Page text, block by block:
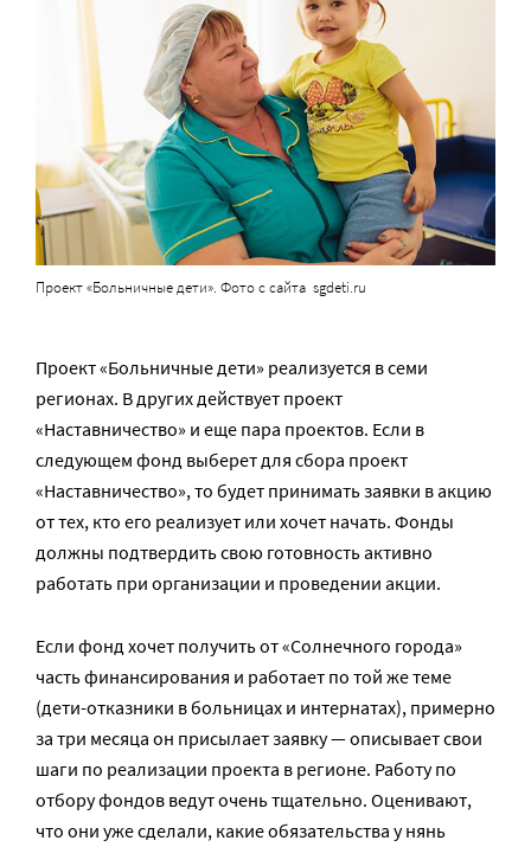
Проект «Больничные дети». Фото с сайта sgdeti.ru
Проект «Больничные дети» реализуется в семи
регионах. В других действует проект
«Наставничество» и еще пара проектов. Если в
следующем фонд выберет для сбора проект
«Наставничество», то будет принимать заявки в акцию
от тех, кто его реализует или хочет начать. Фонды
должны подтвердить свою готовность активно
работать при организации и проведении акции.
Если фонд хочет получить от «Солнечного города»
часть финансирования и работает по той же теме
(дети-отказники в больницах и интернатах), примерно
за три месяца он присылает заявку — описывает свои
шаги по реализации проекта в регионе. Работу по
отбору фондов ведут очень тщательно. Оценивают,
что они уже сделали, какие обязательства у нянь